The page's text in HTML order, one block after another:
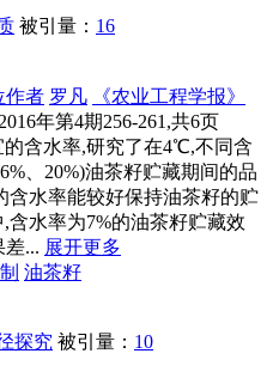
被引量： 16
作者 罗凡
《农业工程学报》
2016年第4期256-261,共6页
含水率,研究了在4℃,不同含
、20%)油茶籽贮藏期间的品
含水率能较好保持油茶籽的贮
水率为7%的油茶籽贮藏效
差... 展开更多
油茶籽
探究 被引量： 10